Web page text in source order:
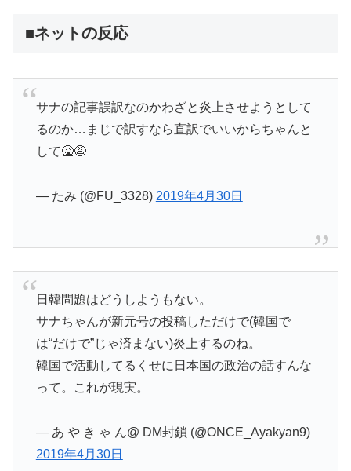
■ネットの反応
サナの記事誤訳なのかわざと炎上させようとして
るのか…まじで訳すなら直訳でいいからちゃんと
して🤮😩
— たみ (@FU_3328) 2019年4月30日
日韓問題はどうしようもない。
サナちゃんが新元号の投稿しただけで(韓国で
は“だけで”じゃ済まない)炎上するのね。
韓国で活動してるくせに日本国の政治の話すんな
って。これが現実。
— あ や き ゃ ん@ DM封鎖 (@ONCE_Ayakyan9)
2019年4月30日